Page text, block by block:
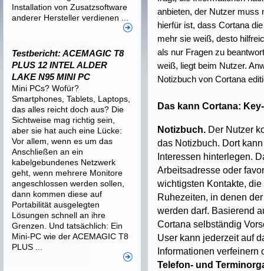
anbieten, der Nutzer muss
hierfür ist, dass Cortana
mehr sie weiß, desto
als nur Fragen zu
weiß, liegt beim Nutzer.
Notizbuch von Cortana
Das kann Cortana:
Notizbuch. Der Nutzer
das Notizbuch. Dort
Interessen hinterlegen.
Arbeitsadresse oder
wichtigsten Kontakte,
Ruhezeiten, in denen
werden darf. Basierend
Cortana selbständig
User kann jederzeit auf
Informationen verfeinern
Telefon- und
Installation von Zusatzsoftware
anderer Hersteller verdienen ...
Testbericht: ACEMAGIC T8
PLUS 12 INTEL ALDER
LAKE N95 MINI PC
Mini PCs? Wofür?
Smartphones, Tablets, Laptops,
das alles reicht doch aus? Die
Sichtweise mag richtig sein,
aber sie hat auch eine Lücke:
Vor allem, wenn es um das
Anschließen an ein
kabelgebundenes Netzwerk
geht, wenn mehrere Monitore
angeschlossen werden sollen,
dann kommen diese auf
Portabilität ausgelegten
Lösungen schnell an ihre
Grenzen. Und tatsächlich: Ein
Mini-PC wie der ACEMAGIC T8
PLUS ...